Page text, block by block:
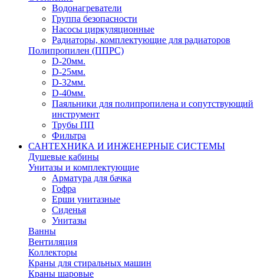
Водонагреватели
Группа безопасности
Насосы циркуляционные
Радиаторы, комплектующие для радиаторов
Полипропилен (ППРС)
D-20мм.
D-25мм.
D-32мм.
D-40мм.
Паяльники для полипропилена и сопутствующий
инструмент
Трубы ПП
Фильтра
САНТЕХНИКА И ИНЖЕНЕРНЫЕ СИСТЕМЫ
Душевые кабины
Унитазы и комплектующие
Арматура для бачка
Гофра
Ерши унитазные
Сиденья
Унитазы
Ванны
Вентиляция
Коллекторы
Краны для стиральных машин
Краны шаровые